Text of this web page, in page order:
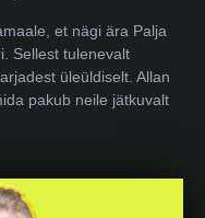
et nägi ära Palja
Sellest tulenevalt
üleüldiselt. Allan
pakub neile jätkuvalt